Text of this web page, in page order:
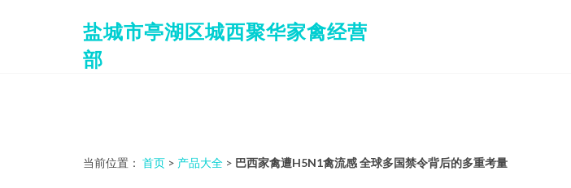
盐城市亭湖区城西聚华家禽经营
部
当前位置： 首页 > 产品大全 > 巴西家禽遭H5N1禽流感 全球多国禁令背后的多重考量